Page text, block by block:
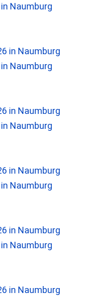
Naumburg
Naumburg
Naumburg
Naumburg
Naumburg